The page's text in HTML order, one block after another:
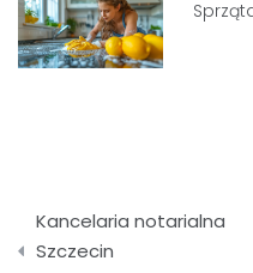
Nawigacja
wpisu
Kancelaria notarialna
Szczecin